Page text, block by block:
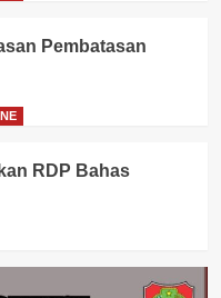
Pembatasan
RDP Bahas